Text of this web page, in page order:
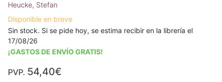
Heucke, Stefan
Disponible en breve
Sin stock. Si se pide hoy, se estima recibir en la librería el
17/08/26
¡GASTOS DE ENVÍO GRATIS!
PVP. 54,40€